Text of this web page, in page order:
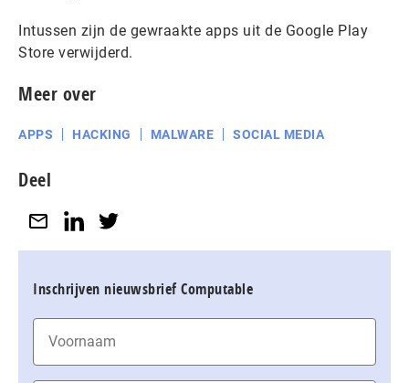
Intussen zijn de gewraakte apps uit de Google Play
Store verwijderd.
Meer over
APPS HACKING MALWARE SOCIAL MEDIA
Deel
Inschrijven nieuwsbrief Computable